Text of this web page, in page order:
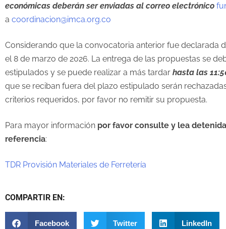
económicas deberán ser enviadas al correo electrónico
a coordinacion@imca.org.co
Considerando que la convocatoria anterior fue declarada
el 8 de marzo de 2026. La entrega de las propuestas se
estipulados y se puede realizar a más tardar hasta las
que se reciban fuera del plazo estipulado serán
criterios requeridos, por favor no remitir su propuesta.
Para mayor información por favor consulte y lea
referencia:
TDR Provisión Materiales de Ferretería
COMPARTIR EN:
Facebook Twitter LinkedIn